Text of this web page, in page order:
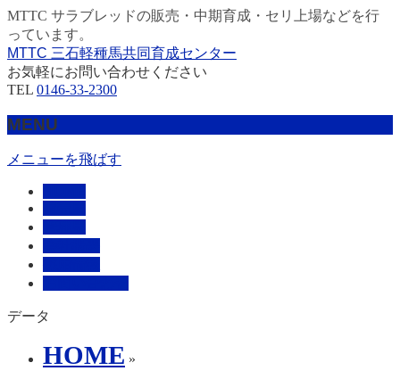
MTTC サラブレッドの販売・中期育成・セリ上場などを行
っています。
MTTC 三石軽種馬共同育成センター
お気軽にお問い合わせください
TEL 0146-33-2300
MENU
メニューを飛ばす
データ
HOME »